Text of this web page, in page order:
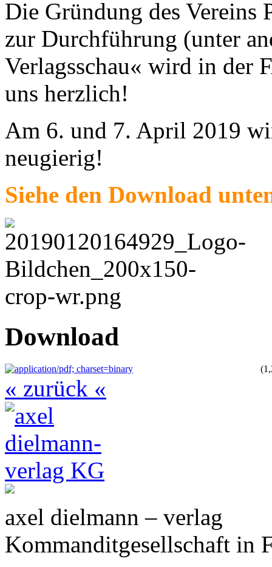
Die Gründung des
zur Durchführung (unter
Verlagsschau« wird in der
uns herzlich!
Am 6. und 7. April 2019
neugierig!
Siehe den Download
Download
« zurück «
axel dielmann – verlag
Kommanditgesellschaft in